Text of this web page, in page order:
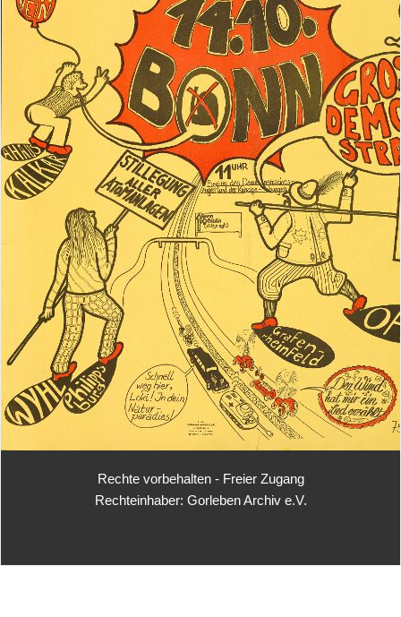
Rechte vorbehalten - Freier Zugang
Rechteinhaber: Gorleben Archiv e.V.